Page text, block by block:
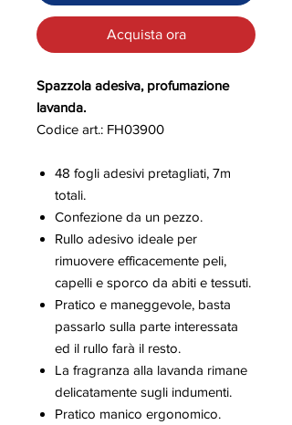
Acquista ora
Spazzola adesiva, profumazione
lavanda.
Codice art.: FH03900
48 fogli adesivi pretagliati, 7m
totali.
Confezione da un pezzo.
Rullo adesivo ideale per
rimuovere efficacemente peli,
capelli e sporco da abiti e tessuti.
Pratico e maneggevole, basta
passarlo sulla parte interessata
ed il rullo farà il resto.
La fragranza alla lavanda rimane
delicatamente sugli indumenti.
Pratico manico ergonomico.